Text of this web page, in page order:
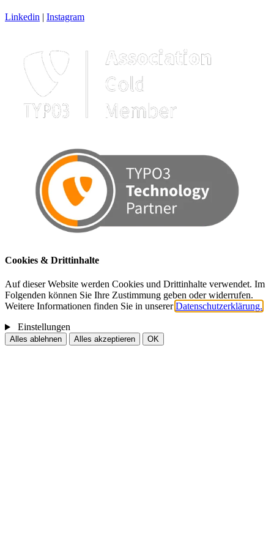
Linkedin | Instagram
Cookies & Drittinhalte
Auf dieser Website werden Cookies und Drittinhalte verwendet. Im
Folgenden können Sie Ihre Zustimmung geben oder widerrufen.
Weitere Informationen finden Sie in unsererDatenschutzerklärung.
Einstellungen
Alles ablehnen Alles akzeptieren OK